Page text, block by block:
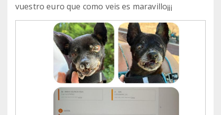
vuestro euro que como veis es maravillo¡¡¡